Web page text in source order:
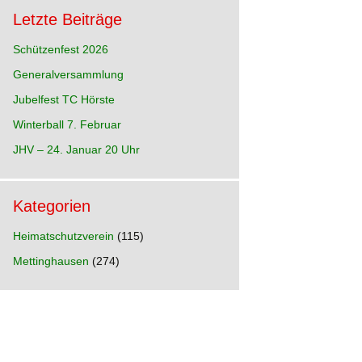
Letzte Beiträge
Schützenfest 2026
Generalversammlung
Jubelfest TC Hörste
Winterball 7. Februar
JHV – 24. Januar 20 Uhr
Kategorien
Heimatschutzverein (115)
Mettinghausen (274)